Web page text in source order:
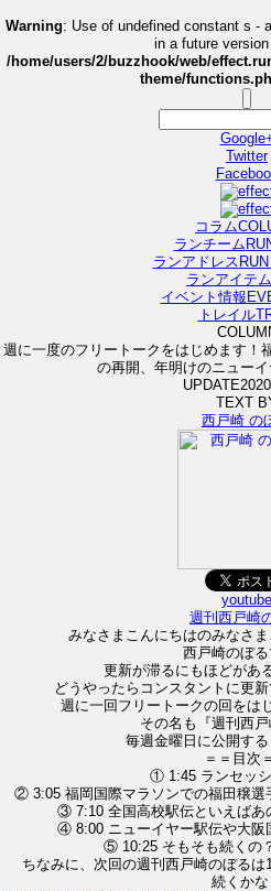
Warning: Use of undefined constant s -
in a future
/home/users/2/buzzhook/web/
theme/
Twitter
コラム
ランチーム
ランアドレス
ランアイテム
イベント情報
トレイル
週に一度のフリートークをはじめます！
の再開、年明けのニュー
UPDATE
TEXT
西戸崎 の
youtube
週刊西戸崎
みなさまこんにちはのみなさま
西戸崎のぼる
更新が滞るにもほどがあ
どうやったらコンスタントに更
週に一回フリートークの回をは
その名も『週刊西戸
毎週金曜日に公開する
＝＝目次
① 1:45 ランセッ
② 3:05 福岡国際マラソンでの福田穣選
③ 7:10 全国高校駅伝といえばあ
④ 8:00 ニューイヤー駅伝や大阪
⑤ 10:25 そもそも続くの
ちなみに、次回の週刊西戸崎のぼるは
続くかな